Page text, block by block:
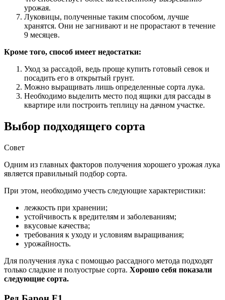
урожая.
Луковицы, полученные таким способом, лучше
хранятся. Они не загнивают и не прорастают в течение
9 месяцев.
Кроме того, способ имеет недостатки:
Уход за рассадой, ведь проще купить готовый севок и
посадить его в открытый грунт.
Можно выращивать лишь определенные сорта лука.
Необходимо выделить место под ящики для рассады в
квартире или построить теплицу на дачном участке.
Выбор подходящего сорта
Совет
Одним из главных факторов получения хорошего урожая лука
является правильный подбор сорта.
При этом, необходимо учесть следующие характеристики:
лежкость при хранении;
устойчивость к вредителям и заболеваниям;
вкусовые качества;
требования к уходу и условиям выращивания;
урожайность.
Для получения лука с помощью рассадного метода подходят
только сладкие и полуострые сорта. Хорошо себя показали
следующие сорта.